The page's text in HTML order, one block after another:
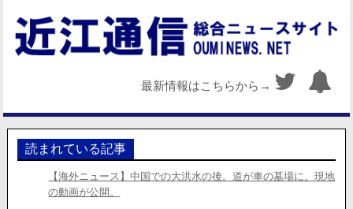
最新情報はこちらから→
読まれている記事
【海外ニュース】中国での大洪水の後。道が車の墓場に。現地
の動画が公開。